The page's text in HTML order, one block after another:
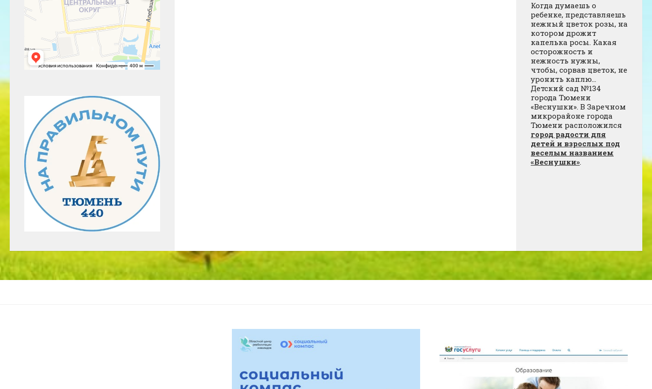
Когда думаешь о
ребенке, представляешь
нежный цветок розы, на
котором дрожит
капелька росы. Какая
осторожность и
нежность нужны,
чтобы, сорвав цветок, не
уронить каплю…
Детский сад №134
города Тюмени
«Веснушки». В Заречном
микрорайоне города
Тюмени расположился
город радости для
детей и взрослых под
веселым названием
«Веснушки».